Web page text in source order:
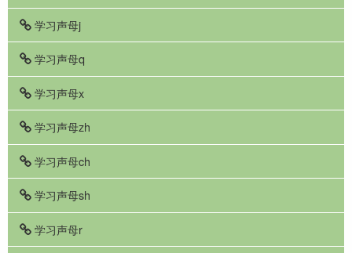
学习声母j
学习声母q
学习声母x
学习声母zh
学习声母ch
学习声母sh
学习声母r